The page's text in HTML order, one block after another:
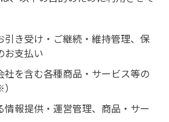
引き受け・ご継続・維持管理、保
お支払い
社を含む各種商品・サービス等の
情報提供・運営管理、商品・サー